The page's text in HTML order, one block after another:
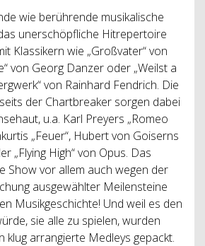
wie berührende musikalische
unerschöpfliche Hitrepertoire
Klassikern wie „Großvater“ von
von Georg Danzer oder „Weilst a
von Rainhard Fendrich. Die
der Chartbreaker sorgen dabei
u.a. Karl Preyers „Romeo
„Feuer“, Hubert von Goiserns
„Flying High“ von Opus. Das
Show vor allem auch wegen der
ausgewählter Meilensteine
Musikgeschichte! Und weil es den
sie alle zu spielen, wurden
klug arrangierte Medleys gepackt.